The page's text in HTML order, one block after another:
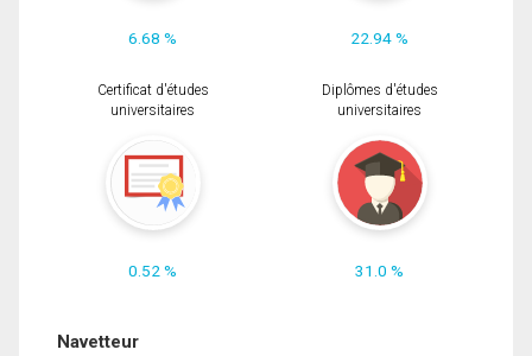
6.68 % 22.94 %
Certificat d'études
universitaires
0.52 %
Diplômes d'études
universitaires
31.0 %
Navetteur